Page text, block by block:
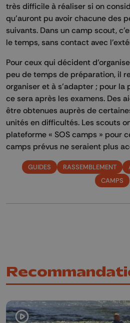
très difficile à réaliser si on
qu'auront pu avoir chacune des
suivants. Dans un camp scout,
le temps, sans contact avec
Pour ceux qui décident
peu de temps de préparation, il
organiser et à s’adapter ; pour
ce sera après les examens. Des
être obtenues auprès de
unités en difficultés. Les scouts
plateforme « SOS camps » pour
camps prévus ne seraient plus
GUIDES RASSEMBLEMENT
CAMPS